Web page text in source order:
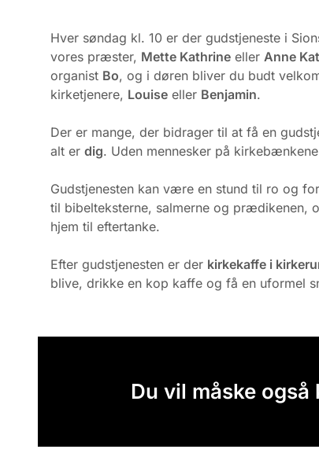
Hver søndag kl. 10 er der gudstjeneste i
vores præster, Mette Kathrineeller Anne
organist Bo, og i døren bliver du budt
kirketjenere, Louiseeller Benjamin.
Der er mange, der bidrager til at få en
alt er dig. Uden mennesker på
Gudstjenesten kan være en stund til ro og
til bibelteksterne, salmerne og prædikenen,
hjem til eftertanke.
Efter gudstjenesten er der kirkekaffe i
blive, drikke en kop kaffe og få en uformel
Du vil måske også